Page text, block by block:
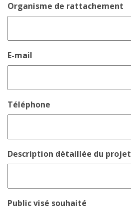
Organisme de rattachement
E-mail
Téléphone
Description détaillée du projet
Public visé souhaité